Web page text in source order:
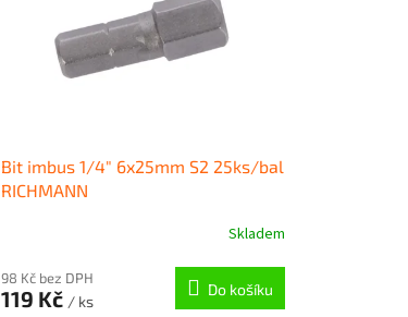
Bit imbus 1/4" 6x25mm S2 25ks/bal
RICHMANN
Skladem
98 Kč bez DPH
119 Kč / ks
Do košíku